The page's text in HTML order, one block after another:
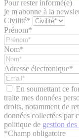
Pour rester informé(e)
je m'abonne à la
Civilité*
Prénom*
Nom*
Adresse électronique*
En soumettant ce
traite mes données
droits, notamment de
données collectées par
politique de gestion
*Champ obligatoire